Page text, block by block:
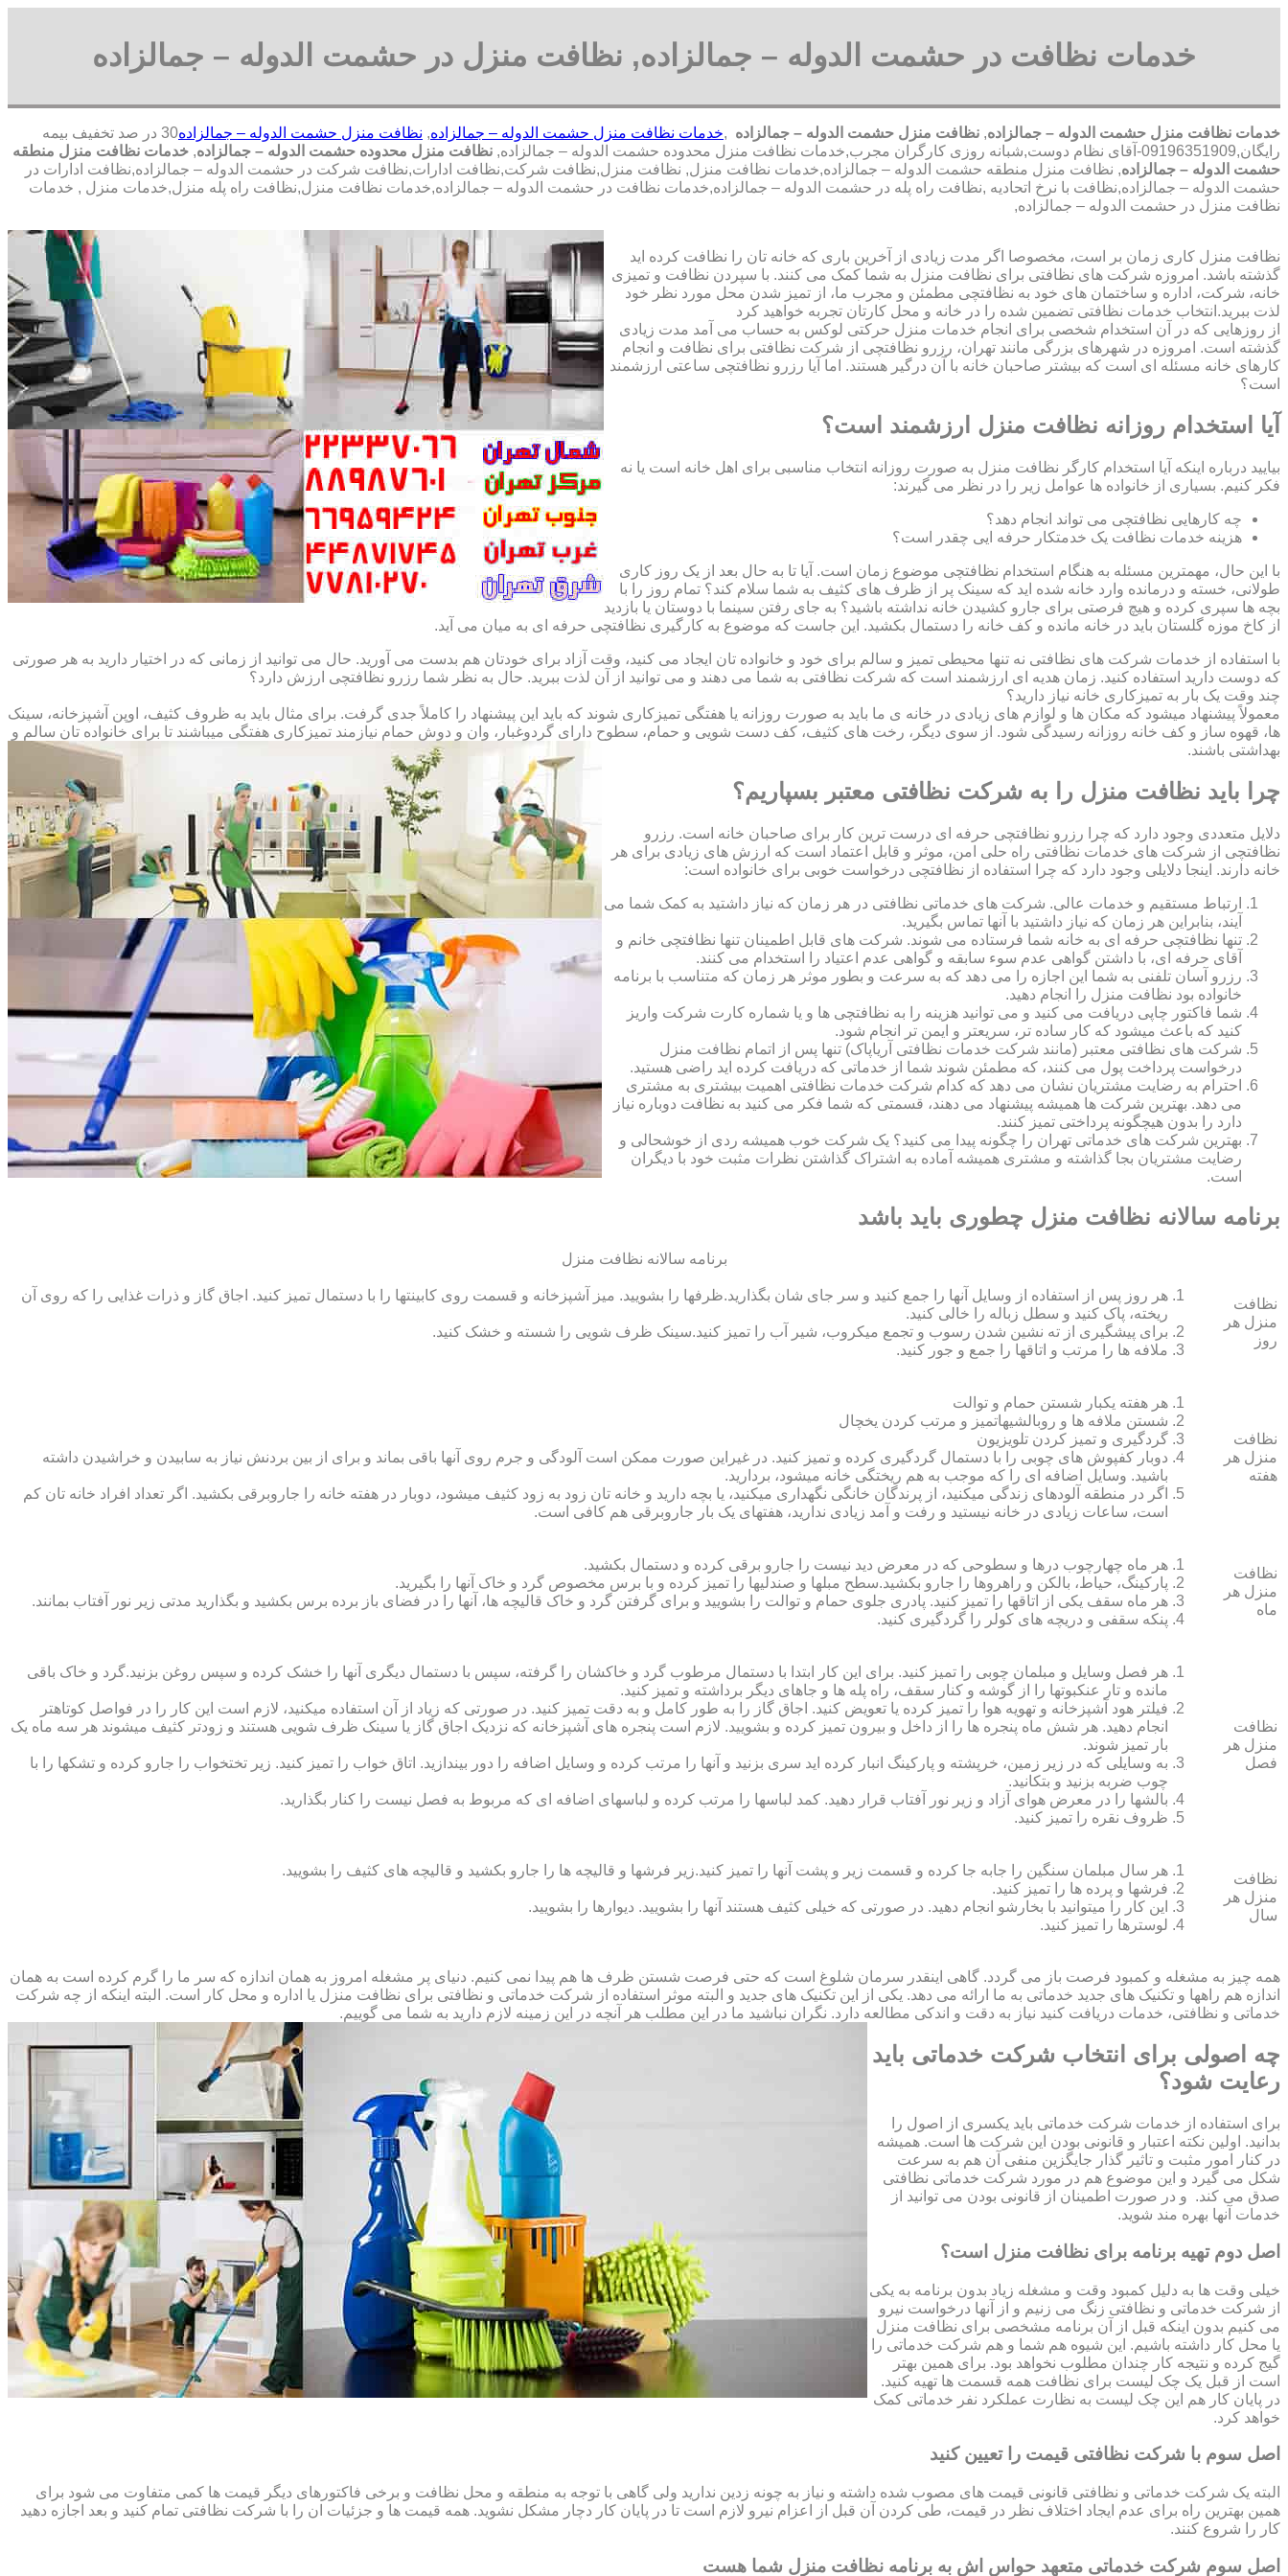
خدمات نظافت در حشمت الدوله – جمالزاده, نظافت منزل در حشمت الدوله – جمالزاده
خدمات نظافت منزل حشمت الدوله – جمالزاده, نظافت منزل حشمت الدوله – جمالزاده ,خدمات نظافت منزل حشمت الدوله – جمالزاده, نظافت منزل حشمت الدوله – جمالزاده
30 در صد تخفیف بیمه
رایگان,09196351909-آقای نظام دوست,شبانه روزی کارگران مجرب,خدمات نظافت منزل محدوده حشمت الدوله – جمالزاده,
نظافت منزل محدوده حشمت الدوله – جمالزاده, خدمات نظافت منزل منطقه
حشمت الدوله – جمالزاده, نظافت منزل منطقه حشمت الدوله – جمالزاده,خدمات نظافت منزل, نظافت منزل,نظافت شرکت,نظافت ادارات,نظافت شرکت در حشمت الدوله – جمالزاده,نظافت ادارات در
حشمت الدوله – جمالزاده,نظافت با نرخ اتحادیه ,نظافت راه پله در حشمت الدوله – جمالزاده,خدمات نظافت در حشمت الدوله – جمالزاده,خدمات نظافت منزل,نظافت راه پله منزل,خدمات منزل , خدمات
نظافت منزل در حشمت الدوله – جمالزاده,
نظافت منزل کاری زمان بر است، مخصوصا اگر مدت زیادی از آخرین باری که خانه تان را نظافت کرده اید
گذشته باشد. امروزه شرکت های نظافتی برای نظافت منزل به شما کمک می کنند. با سپردن نظافت و تمیزی
خانه، شرکت، اداره و ساختمان های خود به نظافتچی مطمئن و مجرب ما، از تمیز شدن محل مورد نظر خود
لذت ببرید.انتخاب خدمات نظافتی تضمین شده را در خانه و محل کارتان تجربه خواهید کرد
از روزهایی که در آن استخدام شخصی برای انجام خدمات منزل حرکتی لوکس به حساب می آمد مدت زیادی
گذشته است. امروزه در شهرهای بزرگی مانند تهران، رزرو نظافتچی از شرکت نظافتی برای نظافت و انجام
کارهای خانه مسئله ای است که بیشتر صاحبان خانه با آن درگیر هستند. اما آیا رزرو نظافتچی ساعتی ارزشمند
است؟
آیا استخدام روزانه نظافت منزل ارزشمند است؟
بیایید درباره اینکه آیا استخدام کارگر نظافت منزل به صورت روزانه انتخاب مناسبی برای اهل خانه است یا نه
فکر کنیم. بسیاری از خانواده ها عوامل زیر را در نظر می گیرند:
چه کارهایی نظافتچی می تواند انجام دهد؟
هزینه خدمات نظافت یک خدمتکار حرفه ایی چقدر است؟
با این حال، مهمترین مسئله به هنگام استخدام نظافتچی موضوع زمان است. آیا تا به حال بعد از یک روز کاری
طولانی، خسته و درمانده وارد خانه شده اید که سینک پر از ظرف های کثیف به شما سلام کند؟ تمام روز را با
بچه ها سپری کرده و هیچ فرصتی برای جارو کشیدن خانه نداشته باشید؟ به جای رفتن سینما با دوستان یا بازدید
از کاخ موزه گلستان باید در خانه مانده و کف خانه را دستمال بکشید. این جاست که موضوع به کارگیری نظافتچی حرفه ای به میان می آید.
با استفاده از خدمات شرکت های نظافتی نه تنها محیطی تمیز و سالم برای خود و خانواده تان ایجاد می کنید، وقت آزاد برای خودتان هم بدست می آورید. حال می توانید از زمانی که در اختیار دارید به هر صورتی
که دوست دارید استفاده کنید. زمان هدیه ای ارزشمند است که شرکت نظافتی به شما می دهند و می توانید از آن لذت ببرید. حال به نظر شما رزرو نظافتچی ارزش دارد؟
چند وقت یک بار به تمیزکاری خانه نیاز دارید؟
معمولاً پیشنهاد میشود که مکان ها و لوازم های زیادی در خانه ی ما باید به صورت روزانه یا هفتگی تمیزکاری شوند که باید این پیشنهاد را کاملاً جدی گرفت. برای مثال باید به ظروف کثیف، اوپن آشپزخانه، سینک
ها، قهوه ساز و کف خانه روزانه رسیدگی شود. از سوی دیگر، رخت های کثیف، کف دست شویی و حمام، سطوح دارای گردوغبار، وان و دوش حمام نیازمند تمیزکاری هفتگی میباشند تا برای خانواده تان سالم و
بهداشتی باشند.
چرا باید نظافت منزل را به شرکت نظافتی معتبر بسپاریم؟
دلایل متعددی وجود دارد که چرا رزرو نظافتچی حرفه ای درست ترین کار برای صاحبان خانه است. رزرو
نظافتچی از شرکت های خدمات نظافتی راه حلی امن، موثر و قابل اعتماد است که ارزش های زیادی برای هر
خانه دارند. اینجا دلایلی وجود دارد که چرا استفاده از نظافتچی درخواست خوبی برای خانواده است:
ارتباط مستقیم و خدمات عالی. شرکت های خدماتی نظافتی در هر زمان که نیاز داشتید به کمک شما می
آیند، بنابراین هر زمان که نیاز داشتید با آنها تماس بگیرید.
تنها نظافتچی حرفه ای به خانه شما فرستاده می شوند. شرکت های قابل اطمینان تنها نظافتچی خانم و
آقای حرفه ای، با داشتن گواهی عدم سوء سابقه و گواهی عدم اعتیاد را استخدام می کنند.
رزرو آسان تلفنی به شما این اجازه را می دهد که به سرعت و بطور موثر هر زمان که متناسب با برنامه
خانواده بود نظافت منزل را انجام دهید.
شما فاکتور چاپی دریافت می کنید و می توانید هزینه را به نظافتچی ها و یا شماره کارت شرکت واریز
کنید که باعث میشود که کار ساده تر، سریعتر و ایمن تر انجام شود.
شرکت های نظافتی معتبر (مانند شرکت خدمات نظافتی آریاپاک) تنها پس از اتمام نظافت منزل
درخواست پرداخت پول می کنند، که مطمئن شوند شما از خدماتی که دریافت کرده اید راضی هستید.
احترام به رضایت مشتریان نشان می دهد که کدام شرکت خدمات نظافتی اهمیت بیشتری به مشتری
می دهد. بهترین شرکت ها همیشه پیشنهاد می دهند، قسمتی که شما فکر می کنید به نظافت دوباره نیاز
دارد را بدون هیچگونه پرداختی تمیز کنند.
بهترین شرکت های خدماتی تهران را چگونه پیدا می کنید؟ یک شرکت خوب همیشه ردی از خوشحالی و
رضایت مشتریان بجا گذاشته و مشتری همیشه آماده به اشتراک گذاشتن نظرات مثبت خود با دیگران
است.
برنامه سالانه نظافت منزل چطوری باید باشد
برنامه سالانه نظافت منزل
نظافت
منزل هر
روز
هر روز پس از استفاده از وسایل آنها را جمع کنید و سر جای شان بگذارید.ظرف‏ها را بشویید. میز آشپزخانه و قسمت روی کابینت‏ها را با دستمال تمیز کنید. اجاق گاز و ذرات غذایی را که روی آن
ریخته، پاک کنید و سطل زباله را خالی کنید.
برای پیشگیری از ته نشین شدن رسوب و تجمع میکروب، شیر آب را تمیز کنید.سینک ظرف شویی را شسته و خشک کنید.
ملافه‏ ها را مرتب و اتاق‏ها را جمع و جور کنید.
نظافت
منزل هر
هفته
هر هفته یکبار شستن حمام و توالت
شستن ملافه‏ ها و روبالشی‎هاتمیز و مرتب کردن یخچال
گردگیری و تمیز کردن تلویزیون
دوبار کفپوش‏ های چوبی را با دستمال گردگیری کرده و تمیز کنید. در غیراین صورت ممکن است آلودگی و جرم روی آنها باقی بماند و برای از بین بردنش نیاز به سابیدن و خراشیدن داشته
باشید. وسایل اضافه ای را که موجب به هم ریختگی خانه می‏شود، بردارید.
اگر در منطقه آلوده‏ای زندگی می‏کنید، از پرندگان خانگی نگهداری می‏کنید، یا بچه دارید و خانه‏ تان زود به زود کثیف می‏شود، دوبار در هفته خانه را جاروبرقی بکشید. اگر تعداد افراد خانه ‏تان کم
است، ساعات زیادی در خانه نیستید و رفت و آمد زیادی ندارید، هفته‏ای یک بار جاروبرقی هم کافی است.
نظافت
منزل هر
ماه
هر ماه چهارچوب درها و سطوحی که در معرض دید نیست را جارو برقی کرده و دستمال بکشید.
پارکینگ، حیاط، بالکن و راهروها را جارو بکشید.سطح مبل‏ها و صندلی‏ها را تمیز کرده و با برس مخصوص گرد و خاک آنها را بگیرید.
هر ماه سقف یکی از اتاق‏ها را تمیز کنید. پادری جلوی حمام و توالت را بشویید و برای گرفتن گرد و خاک قالیچه‏ ها، آنها را در فضای باز برده برس بکشید و بگذارید مدتی زیر نور آفتاب بمانند.
پنکه سقفی و دریچه‏ های کولر را گردگیری کنید.
نظافت
منزل هر
فصل
هر فصل وسایل و مبلمان چوبی را تمیز کنید. برای این کار ابتدا با دستمال مرطوب گرد و خاک‏شان را گرفته، سپس با دستمال دیگری آنها را خشک کرده و سپس روغن بزنید.گرد و خاک باقی
مانده و تار عنکبوت‏ها را از گوشه و کنار سقف، راه پله‏ ها و جاهای دیگر برداشته و تمیز کنید.
فیلتر هود آشپزخانه و تهویه هوا را تمیز کرده یا تعویض کنید. اجاق گاز را به طور کامل و به دقت تمیز کنید. در صورتی که زیاد از آن استفاده می‏کنید، لازم است این کار را در فواصل کوتاه‏تر
انجام دهید. هر شش ماه پنجره‏ ها را از داخل و بیرون تمیز کرده و بشویید. لازم است پنجره‏ های آشپزخانه که نزدیک اجاق گاز یا سینک ظرف شویی هستند و زودتر کثیف می‏شوند هر سه ماه یک
بار تمیز شوند.
به وسایلی که در زیر زمین، خرپشته و پارکینگ انبار کرده‏ اید سری بزنید و آنها را مرتب کرده و وسایل اضافه را دور بیندازید. اتاق خواب را تمیز کنید. زیر تختخواب را جارو کرده و تشک‏ها را با
چوب ضربه بزنید و بتکانید.
بالش‏ها را در معرض هوای آزاد و زیر نور آفتاب قرار دهید. کمد لباس‏ها را مرتب کرده و لباس‏های اضافه ای که مربوط به فصل نیست را کنار بگذارید.
ظروف نقره را تمیز کنید.
نظافت
منزل هر
سال
هر سال مبلمان سنگین را جابه جا کرده و قسمت زیر و پشت آنها را تمیز کنید.زیر فرش‏ها و قالیچه‏ ها را جارو بکشید و قالیچه‏ های کثیف را بشویید.
فرش‏ها و پرده ‏ها را تمیز کنید.
این کار را می‏توانید با بخارشو انجام دهید. در صورتی که خیلی کثیف هستند آنها را بشویید. دیوارها را بشویید.
لوسترها را تمیز کنید.
همه چیز به مشغله و کمبود فرصت باز می گردد. گاهی اینقدر سرمان شلوغ است که حتی فرصت شستن ظرف ها هم پیدا نمی کنیم. دنیای پر مشغله امروز به همان اندازه که سر ما را گرم کرده است به همان
اندازه هم راهها و تکنیک های جدید خدماتی به ما ارائه می دهد. یکی از این تکنیک های جدید و البته موثر استفاده از شرکت خدماتی و نظافتی برای نظافت منزل یا اداره و محل کار است. البته اینکه از چه شرکت
خدماتی و نظافتی، خدمات دریافت کنید نیاز به دقت و اندکی مطالعه دارد. نگران نباشید ما در این مطلب هر آنچه در این زمینه لازم دارید به شما می گوییم.
چه اصولی برای انتخاب شرکت خدماتی باید
رعایت شود؟
برای استفاده از خدمات شرکت خدماتی باید یکسری از اصول را
بدانید. اولین نکته اعتبار و قانونی بودن این شرکت ها است. همیشه
در کنار امور مثبت و تاثیر گذار جایگزین منفی آن هم به سرعت
شکل می گیرد و این موضوع هم در مورد شرکت خدماتی نظافتی
صدق می کند. و در صورت اطمینان از قانونی بودن می توانید از
خدمات آنها بهره مند شوید.
اصل دوم تهیه برنامه برای نظافت منزل است؟
خیلی وقت ها به دلیل کمبود وقت و مشغله زیاد بدون برنامه به یکی
از شرکت خدماتی و نظافتی زنگ می زنیم و از آنها درخواست نیرو
می کنیم بدون اینکه قبل از آن برنامه مشخصی برای نظافت منزل
یا محل کار داشته باشیم. این شیوه هم شما و هم شرکت خدماتی را
گیج کرده و نتیجه کار چندان مطلوب نخواهد بود. برای همین بهتر
است از قبل یک چک لیست برای نظافت همه قسمت ها تهیه کنید.
در پایان کار هم این چک لیست به نظارت عملکرد نفر خدماتی کمک
خواهد کرد.
اصل سوم با شرکت نظافتی قیمت را تعیین کنید
البته یک شرکت خدماتی و نظافتی قانونی قیمت های مصوب شده داشته و نیاز به چونه زدین ندارید ولی گاهی با توجه به منطقه و محل نظافت و برخی فاکتورهای دیگر قیمت ها کمی متفاوت می شود برای
همین بهترین راه برای عدم ایجاد اختلاف نظر در قیمت، طی کردن آن قبل از اعزام نیرو لازم است تا در پایان کار دچار مشکل نشوید. همه قیمت ها و جزئیات ان را با شرکت نظافتی تمام کنید و بعد اجازه دهید
کار را شروع کنند.
اصل سوم شرکت خدماتی متعهد حواس اش به برنامه نظافت منزل شما هست